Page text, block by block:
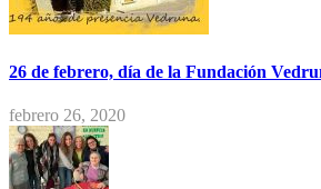
26 de febrero, día de la Fundación
febrero 26, 2020